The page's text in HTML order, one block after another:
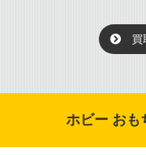
買
ホビー おも